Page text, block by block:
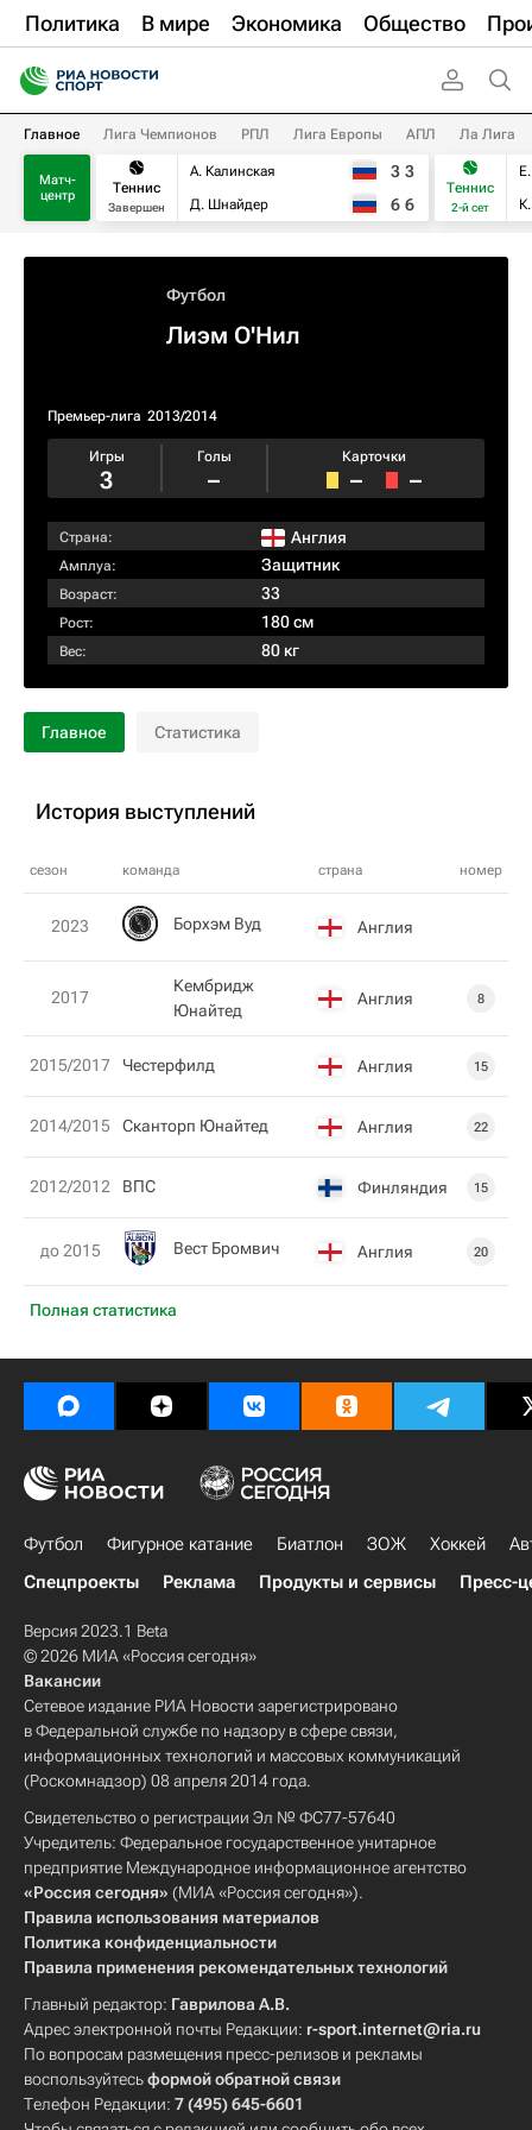
Политика В мире Экономика Общество
Главное Лига Чемпионов РПЛ Лига Европы АПЛ Ла Лига
Матч-
центр
Теннис
Завершен
А. Калинская
Д. Шнайдер
3 3
6 6
Теннис
2-й сет
Футбол
Лиэм О'Нил
Премьер-лига 2013/2014
Игры
3
Голы
–
Карточки
– –
Страна: Англия
Амплуа: Защитник
Возраст: 33
Рост: 180 см
Вес: 80 кг
Главное Статистика
История выступлений
сезон команда страна номер
Полная статистика
2023 Борхэм Вуд Англия
2017
Кембридж
Юнайтед
Англия 8
2015/2017 Честерфилд Англия 15
2014/2015 Сканторп Юнайтед Англия 22
2012/2012 ВПС Финляндия 15
до 2015 Вест Бромвич Англия 20
Футбол Фигурное катание Биатлон ЗОЖ Хоккей
Спецпроекты
Реклама Продукты и сервисы Пресс-
Версия 2023.1 Beta
© 2026 МИА «Россия сегодня»
Вакансии
Сетевое издание РИА Новости зарегистрировано
в Федеральной службе по надзору в сфере связи,
информационных технологий и массовых коммуникаций
(Роскомнадзор) 08 апреля 2014 года.
Свидетельство о регистрации Эл № ФС77-57640
Учредитель: Федеральное государственное унитарное
предприятие Международное информационное агентство
«Россия сегодня» (МИА «Россия сегодня»).
Правила использования материалов
Политика конфиденциальности
Правила применения рекомендательных технологий
Главный редактор: Гаврилова А.В.
Адрес электронной почты Редакции: r-sport.internet@ria.ru
По вопросам размещения пресс-релизов и рекламы
воспользуйтесьформой обратной связи
Телефон Редакции: 7 (495) 645-6601